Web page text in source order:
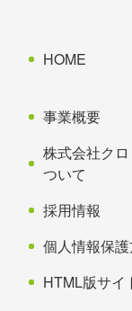
HOME
事業概要
株式会社クロ
ついて
採用情報
個人情報保
HTML版サイ